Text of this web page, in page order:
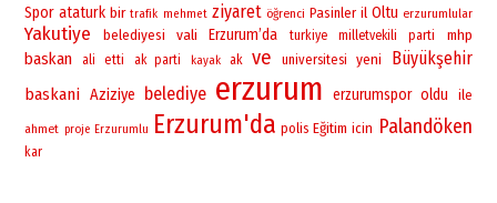
Spor ataturk bir trafik mehmet ziyaret öğrenci Pasinler il Oltu erzurumlular
Yakutiye belediyesi vali Erzurum’da turkiye milletvekili parti mhp
baskan ali etti ak parti kayak ak ve universitesi yeni Büyükşehir
baskani Aziziye belediye erzurum erzurumspor oldu ile
ahmet proje Erzurumlu Erzurum'da polis Eğitim icin Palandöken
kar